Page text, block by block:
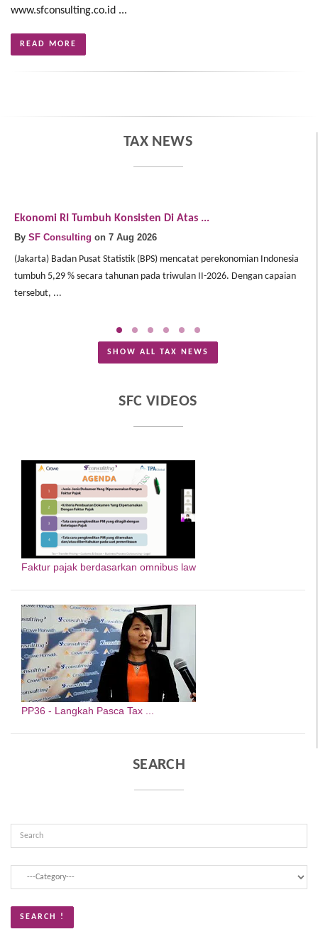
www.sfconsulting.co.id ...
READ MORE
TAX NEWS
Ekonomi RI Tumbuh Konsisten Di Atas ...
By SF Consulting on 7 Aug 2026
(Jakarta) Badan Pusat Statistik (BPS) mencatat perekonomian Indonesia
tumbuh 5,29 % secara tahunan pada triwulan II-2026. Dengan capaian
tersebut, ...
SHOW ALL TAX NEWS
SFC VIDEOS
Faktur pajak berdasarkan omnibus law
PP36 - Langkah Pasca Tax ...
SEARCH